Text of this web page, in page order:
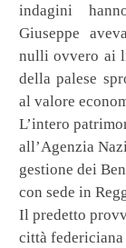
indagini
Giuseppe
nulli ovvero ai
della palese
al valore
L’intero
all’Agenzia
gestione dei
con sede in
Il predetto
città